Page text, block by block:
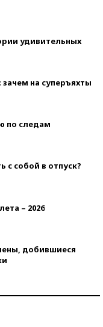
удивительных
на суперъяхты
по следам
с собой в отпуск?
– 2026
добившиеся